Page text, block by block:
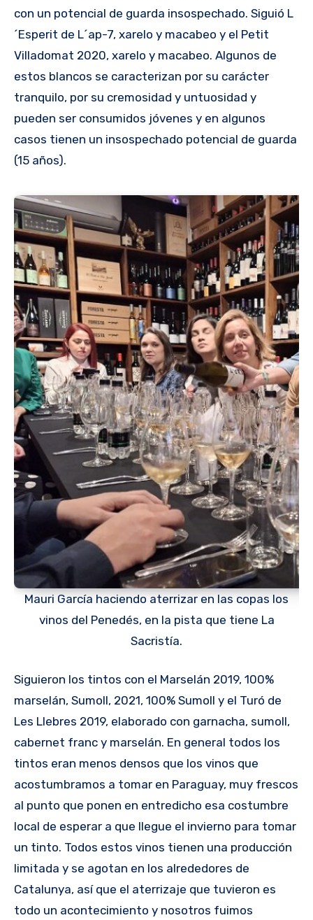
con un potencial de guarda insospechado. Siguió L
´Esperit de L´ap-7, xarelo y macabeo y el Petit
Villadomat 2020, xarelo y macabeo. Algunos de
estos blancos se caracterizan por su carácter
tranquilo, por su cremosidad y untuosidad y
pueden ser consumidos jóvenes y en algunos
casos tienen un insospechado potencial de guarda
(15 años).
Mauri García haciendo aterrizar en las copas los
vinos del Penedés, en la pista que tiene La
Sacristía.
Siguieron los tintos con el Marselán 2019, 100%
marselán, Sumoll, 2021, 100% Sumoll y el Turó de
Les Llebres 2019, elaborado con garnacha, sumoll,
cabernet franc y marselán. En general todos los
tintos eran menos densos que los vinos que
acostumbramos a tomar en Paraguay, muy frescos
al punto que ponen en entredicho esa costumbre
local de esperar a que llegue el invierno para tomar
un tinto. Todos estos vinos tienen una producción
limitada y se agotan en los alrededores de
Catalunya, así que el aterrizaje que tuvieron es
todo un acontecimiento y nosotros fuimos